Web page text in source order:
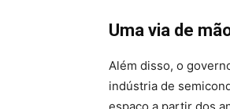
Uma via de
Além disso, o
indústria de